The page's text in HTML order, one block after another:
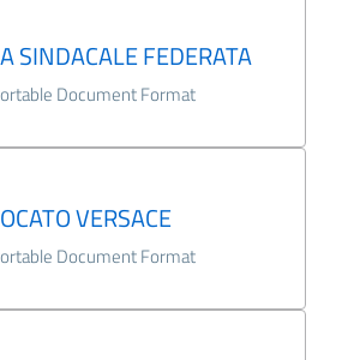
SINDACALE FEDERATA
Document Format
VERSACE
Document Format